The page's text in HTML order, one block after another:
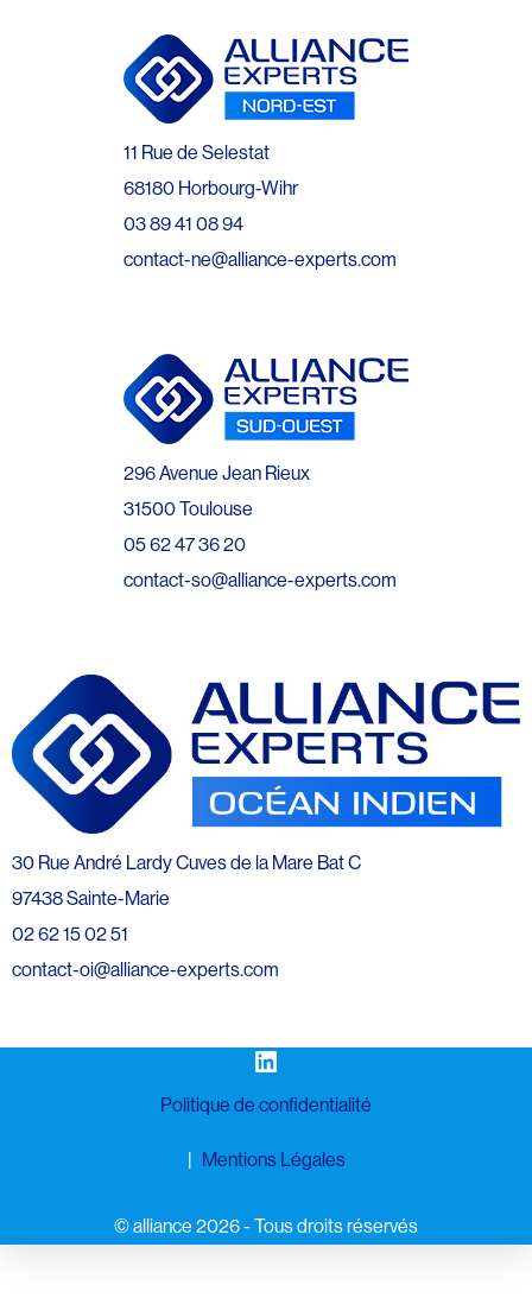
11 Rue de Selestat
68180 Horbourg-Wihr
03 89 41 08 94
contact-ne@alliance-experts.com
296 Avenue Jean Rieux
31500 Toulouse
05 62 47 36 20
contact-so@alliance-experts.com
30 Rue André Lardy Cuves de la Mare Bat C
97438 Sainte-Marie
02 62 15 02 51
contact-oi@alliance-experts.com
LinkedIn
Politique de confidentialité
Mentions Légales
©️ alliance 2026 - Tous droits réservés